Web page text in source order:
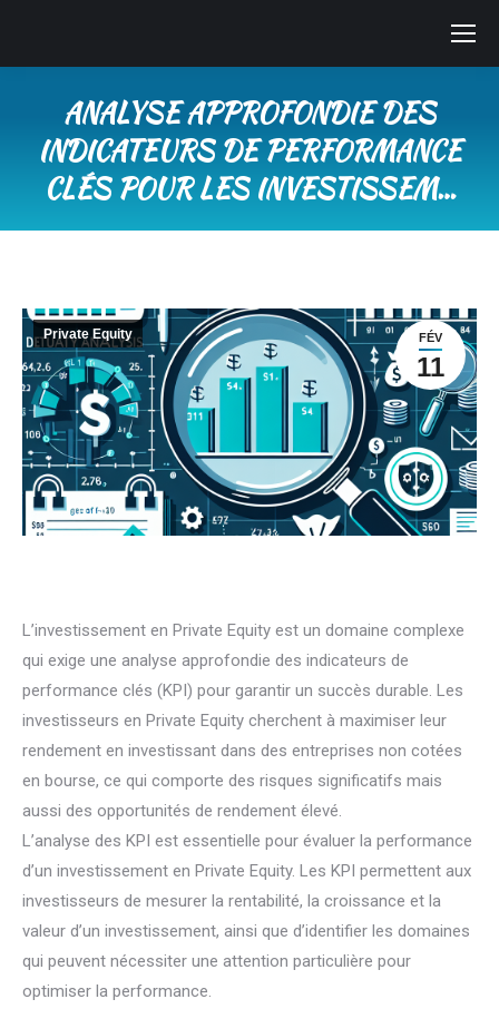
ANALYSE APPROFONDIE DES
INDICATEURS DE PERFORMANCE
CLÉS POUR LES INVESTISSEM…
FÉV
11
Private Equity
L’investissement en Private Equity est un domaine complexe
qui exige une analyse approfondie des indicateurs de
performance clés (KPI) pour garantir un succès durable. Les
investisseurs en Private Equity cherchent à maximiser leur
rendement en investissant dans des entreprises non cotées
en bourse, ce qui comporte des risques significatifs mais
aussi des opportunités de rendement élevé.
L’analyse des KPI est essentielle pour évaluer la performance
d’un investissement en Private Equity. Les KPI permettent aux
investisseurs de mesurer la rentabilité, la croissance et la
valeur d’un investissement, ainsi que d’identifier les domaines
qui peuvent nécessiter une attention particulière pour
optimiser la performance.